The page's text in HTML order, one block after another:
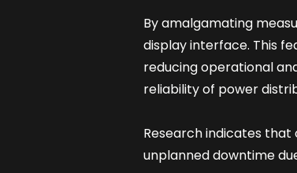
By amalgamating
display interface. This
reducing operational
reliability of power
Research indicates
unplanned downtime